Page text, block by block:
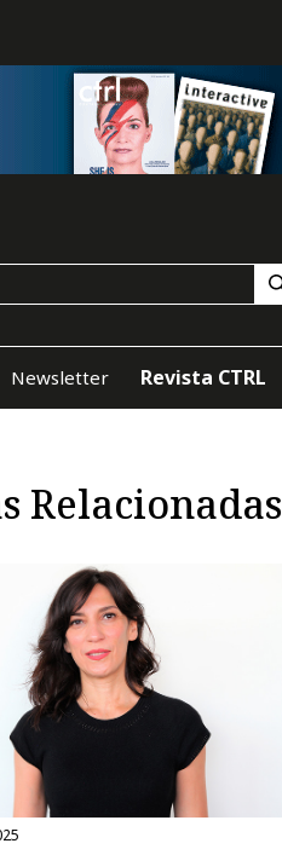
Newsletter Revista CTRL
Relacionadas